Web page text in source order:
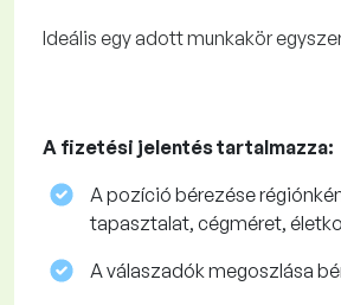
Ideális egy adott munkakör
A fizetési jelentés tartalmazza:
A pozíció bérezése
tapasztalat, cégméret,
A válaszadók megoszlása